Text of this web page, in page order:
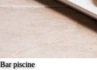
Bar piscine